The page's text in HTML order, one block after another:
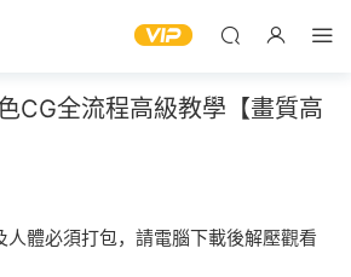
CG全流程高級教學【畫質高
人體必須打包，請電腦下載後解壓觀看